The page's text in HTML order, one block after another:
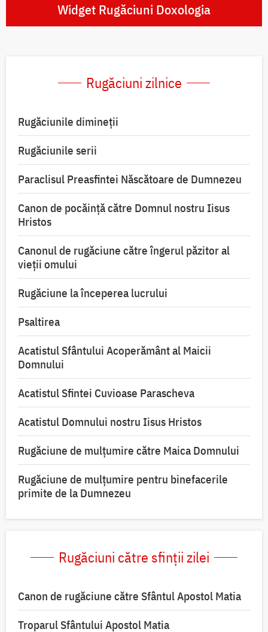
Widget Rugăciuni Doxologia
Rugăciuni zilnice
Rugăciunile dimineții
Rugăciunile serii
Paraclisul Preasfintei Născătoare de Dumnezeu
Canon de pocăință către Domnul nostru Iisus
Hristos
Canonul de rugăciune către îngerul păzitor al
vieții omului
Rugăciune la începerea lucrului
Psaltirea
Acatistul Sfântului Acoperământ al Maicii
Domnului
Acatistul Sfintei Cuvioase Parascheva
Acatistul Domnului nostru Iisus Hristos
Rugăciune de mulţumire către Maica Domnului
Rugăciune de mulțumire pentru binefacerile
primite de la Dumnezeu
Rugăciuni către sfinții zilei
Canon de rugăciune către Sfântul Apostol Matia
Troparul Sfântului Apostol Matia